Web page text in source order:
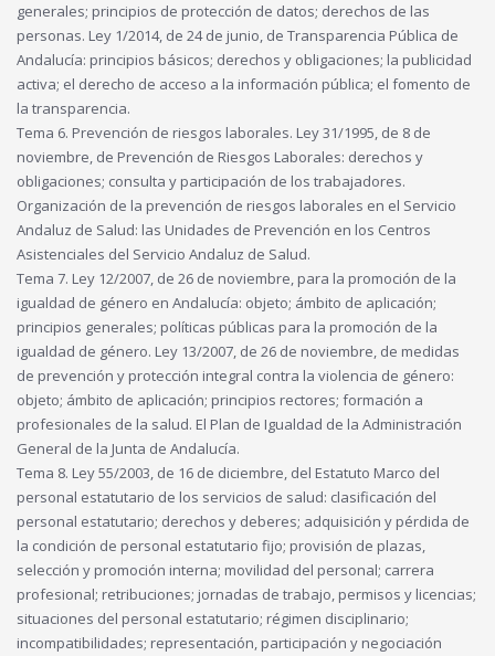
generales; principios de protección de datos; derechos de las
personas. Ley 1/2014, de 24 de junio, de Transparencia Pública de
Andalucía: principios básicos; derechos y obligaciones; la publicidad
activa; el derecho de acceso a la información pública; el fomento de
la transparencia.
Tema 6. Prevención de riesgos laborales. Ley 31/1995, de 8 de
noviembre, de Prevención de Riesgos Laborales: derechos y
obligaciones; consulta y participación de los trabajadores.
Organización de la prevención de riesgos laborales en el Servicio
Andaluz de Salud: las Unidades de Prevención en los Centros
Asistenciales del Servicio Andaluz de Salud.
Tema 7. Ley 12/2007, de 26 de noviembre, para la promoción de la
igualdad de género en Andalucía: objeto; ámbito de aplicación;
principios generales; políticas públicas para la promoción de la
igualdad de género. Ley 13/2007, de 26 de noviembre, de medidas
de prevención y protección integral contra la violencia de género:
objeto; ámbito de aplicación; principios rectores; formación a
profesionales de la salud. El Plan de Igualdad de la Administración
General de la Junta de Andalucía.
Tema 8. Ley 55/2003, de 16 de diciembre, del Estatuto Marco del
personal estatutario de los servicios de salud: clasificación del
personal estatutario; derechos y deberes; adquisición y pérdida de
la condición de personal estatutario fijo; provisión de plazas,
selección y promoción interna; movilidad del personal; carrera
profesional; retribuciones; jornadas de trabajo, permisos y licencias;
situaciones del personal estatutario; régimen disciplinario;
incompatibilidades; representación, participación y negociación